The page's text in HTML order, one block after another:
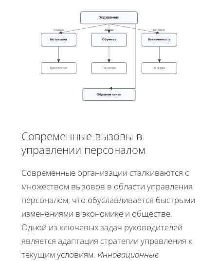
Управление
Мотивация Обучение Вовлеченность
Благополучие Технологии Культура
Обратная связь
Слушать Дигитал Ценности
Современные вызовы в
управлении персоналом
Современные организации сталкиваются с
множеством вызовов в области управления
персоналом, что обуславливается быстрыми
изменениями в экономике и обществе.
Одной из ключевых задач руководителей
является адаптация стратегии управления к
текущим условиям. Инновационные